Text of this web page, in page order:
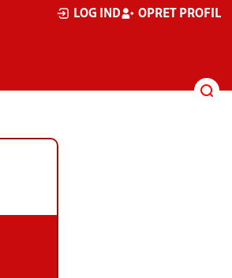
LOG IND OPRET PROFIL